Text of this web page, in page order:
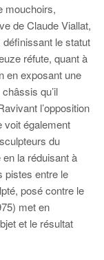
mouchoirs,
de Claude Viallat,
le statut
réfute, quant à
en exposant une
qu’il
l’opposition
voit également
du
la réduisant à
pistes entre le
posé contre le
met en
et le résultat